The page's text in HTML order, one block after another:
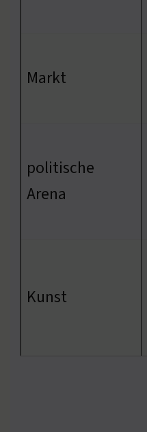
Markt
politische
Arena
Kunst